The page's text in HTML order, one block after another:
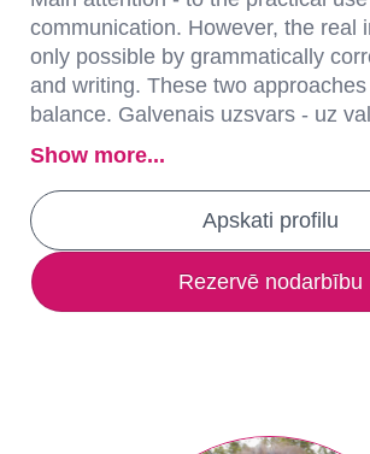
communication. However, the real
only possible by grammatically
and writing. These two
balance. Galvenais uzsvars - uz
Show more...
Apskati profilu
Rezervē nodarbību